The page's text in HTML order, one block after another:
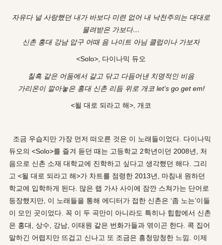
자유다 널 사랑했던 내가 바보다 미련 없어 내 낙천주의는 대대로
물려받은 가보다…
신촌 홍대 강남 압구 어때 음 나이트 아님 클럽이나 가보자
<Solo>, 다이나믹 듀오
칠흑 같은 어둠에서 갈고 닦고 다듬어낸 치명적인 비음
가리온이 깔아놓은 홍대 신촌 리듬 위로 개코 let’s go get em!
<될 대로 되라고 해>, 개코
조금 우습지만 가장 먼저 떠오른 것은 이 노래들이었다. 다이나믹
듀오의 <Solo>를 즐겨 듣던 때는 고등학교 2학년이던 2008년, 처
음으로 신촌 소재 대학교에 진학하고 싶다고 생각했던 해다. 그리
고 <될 대로 되라고 해>가 차트를 점령한 2013년, 마침내 원하던
학교에 입학하게 된다. 많은 랩 가사 사이에 잠깐 스쳐가는 단어로
등장했지만, 이 노래들을 통해 에디터가 접한 신촌은 ‘좀 노는’이들
이 모인 곳이었다. 꼭 이 두 곡만이 아니라도 특히나 힙합에서 신촌
은 홍대, 상수, 강남, 이태원 같은 번화가들과 엮이곤 한다. 콕 집어
말하긴 어렵지만 뜨겁고 신나고 또 조금은 흥청망청한 느낌. 이제